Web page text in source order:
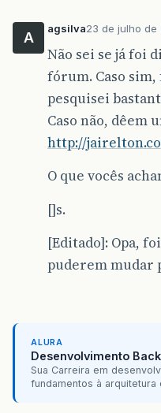
A
agsilva23 de julho de
Não sei se já foi
fórum. Caso
pesquisei
Caso não, dêem
http://
O que vocês
[]s.
[Editado]: Opa,
puderem mudar
ALURA
Desenvolvimento
Sua Carreira em
fundamentos à arquitetura